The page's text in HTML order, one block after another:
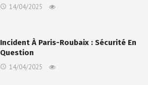
14/04/2025
Incident À Paris-Roubaix : Sécurité En
Question
14/04/2025